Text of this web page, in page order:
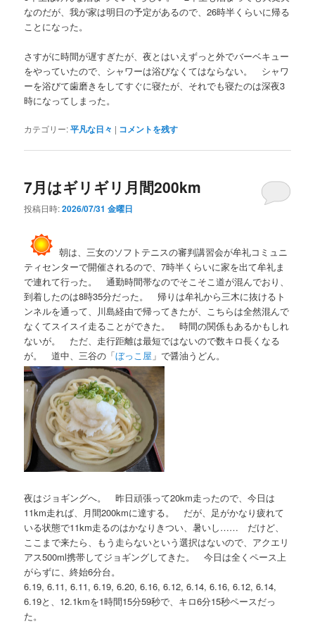
なのだが、我が家は明日の予定があるので、26時半くらいに帰る
ことになった。
さすがに時間が遅すぎたが、夜とはいえずっと外でバーベキュー
をやっていたので、シャワーは浴びなくてはならない。 シャワ
ーを浴びて歯磨きをしてすぐに寝たが、それでも寝たのは深夜3
時になってしまった。
カテゴリー:平凡な日々 | コメントを残す
7月はギリギリ月間200km
投稿日時:2026/07/31 金曜日
朝は、三女のソフトテニスの審判講習会が牟礼コミュニ
ティセンターで開催されるので、7時半くらいに家を出て牟礼ま
で連れて行った。 通勤時間帯なのでそこそこ道が混んでおり、
到着したのは8時35分だった。 帰りは牟礼から三木に抜けるト
ンネルを通って、川島経由で帰ってきたが、こちらは全然混んで
なくてスイスイ走ることができた。 時間の関係もあるかもしれ
ないが。 ただ、走行距離は最短ではないので数キロ長くなる
が。 道中、三谷の「ぼっこ屋 」で醤油うどん。
夜はジョギングへ。 昨日頑張って20km走ったので、今日は
11km走れば、月間200kmに達する。 だが、足がかなり疲れて
いる状態で11km走るのはかなりきつい、暑いし…… だけど、
ここまで来たら、もう走らないという選択はないので、アクエリ
アス500ml携帯してジョギングしてきた。 今日は全くペース上
がらずに、終始6分台。
6.19, 6.11, 6.11, 6.19, 6.20, 6.16, 6.12, 6.14, 6.16, 6.12, 6.14,
6.19と、12.1kmを1時間15分59秒で、キロ6分15秒ペースだっ
た。